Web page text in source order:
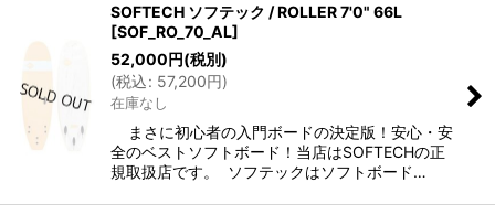
SOFTECH ソフテック / ROLLER 7'0" 66L
[SOF_RO_70_AL]
52,000円(税別)
(税込: 57,200円)
在庫なし
まさに初心者の入門ボードの決定版！安心・安
全のベストソフトボード！当店はSOFTECHの正
規取扱店です。 ソフテックはソフトボード…